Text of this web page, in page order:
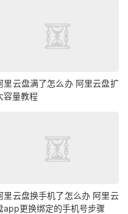
里云盘满了怎么办 阿里云盘扩
容量教程
里云盘换手机了怎么办 阿里云
app更换绑定的手机号步骤